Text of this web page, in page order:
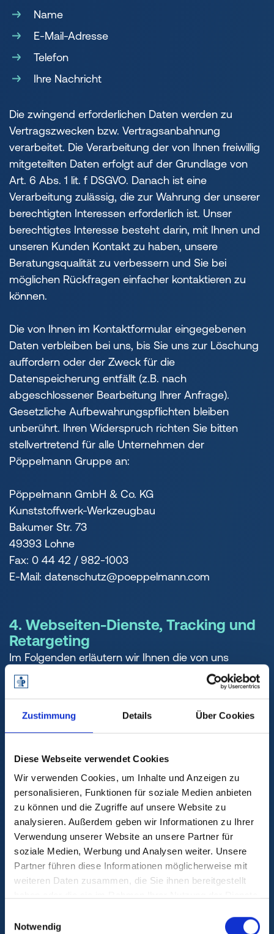
Zustimmung Details Über Cookies
Diese Webseite verwendet Cookies
Wir verwenden Cookies, um Inhalte und Anzeigen zu
personalisieren, Funktionen für soziale Medien anbieten
zu können und die Zugriffe auf unsere Website zu
analysieren. Außerdem geben wir Informationen zu Ihrer
Verwendung unserer Website an unsere Partner für
soziale Medien, Werbung und Analysen weiter. Unsere
Partner führen diese Informationen möglicherweise mit
weiteren Daten zusammen, die Sie ihnen bereitgestellt
Notwendig
Name
E-Mail-Adresse
Telefon
Ihre Nachricht
Die zwingend erforderlichen Daten werden zu
Vertragszwecken bzw. Vertragsanbahnung
verarbeitet. Die Verarbeitung der von Ihnen freiwillig
mitgeteilten Daten erfolgt auf der Grundlage von
Art. 6 Abs. 1 lit. f DSGVO. Danach ist eine
Verarbeitung zulässig, die zur Wahrung der unserer
berechtigten Interessen erforderlich ist. Unser
berechtigtes Interesse besteht darin, mit Ihnen und
unseren Kunden Kontakt zu haben, unsere
Beratungsqualität zu verbessern und Sie bei
möglichen Rückfragen einfacher kontaktieren zu
können.
Die von Ihnen im Kontaktformular eingegebenen
Daten verbleiben bei uns, bis Sie uns zur Löschung
auffordern oder der Zweck für die
Datenspeicherung entfällt (z.B. nach
abgeschlossener Bearbeitung Ihrer Anfrage).
Gesetzliche Aufbewahrungspflichten bleiben
unberührt. Ihren Widerspruch richten Sie bitten
stellvertretend für alle Unternehmen der
Pöppelmann Gruppe an:
Pöppelmann GmbH & Co. KG
Kunststoffwerk-Werkzeugbau
Bakumer Str. 73
49393 Lohne
Fax: 0 44 42 / 982-1003
E-Mail: datenschutz@poeppelmann.com
4. Webseiten-Dienste, Tracking und
Retargeting
Im Folgenden erläutern wir Ihnen die von uns
eingesetzten Webseiten-Dienste, Tracking- und
Retargeting-Werkzeuge. Das sind Werkzeuge, die
unserer Seite sowie für Werbung verwenden.
personenbezogenen Daten ist jeweils Ihre
Einwilligung gem. Art. 6 Abs. 1 lit. a DSGVO, sofern
Sie uns diese beim Besuch unserer Seite per
Cookie-Opt in erteilt haben und nachfolgend keine
andere Rechtsgrundlage benannt ist.
Diese Einwilligung können Sie jederzeit für die
Zukunft widerrufen, indem Sie auf
klicken, im Anschluss auf „Cookies
„Performance- und Tracking-Cookies“ entfernen.